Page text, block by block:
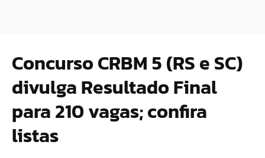
Concurso CRBM 5 (RS e SC)
divulga Resultado Final
para 210 vagas; confira
listas